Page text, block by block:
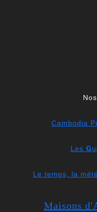
Cambodia
Les G
Le temps, la
Maisons